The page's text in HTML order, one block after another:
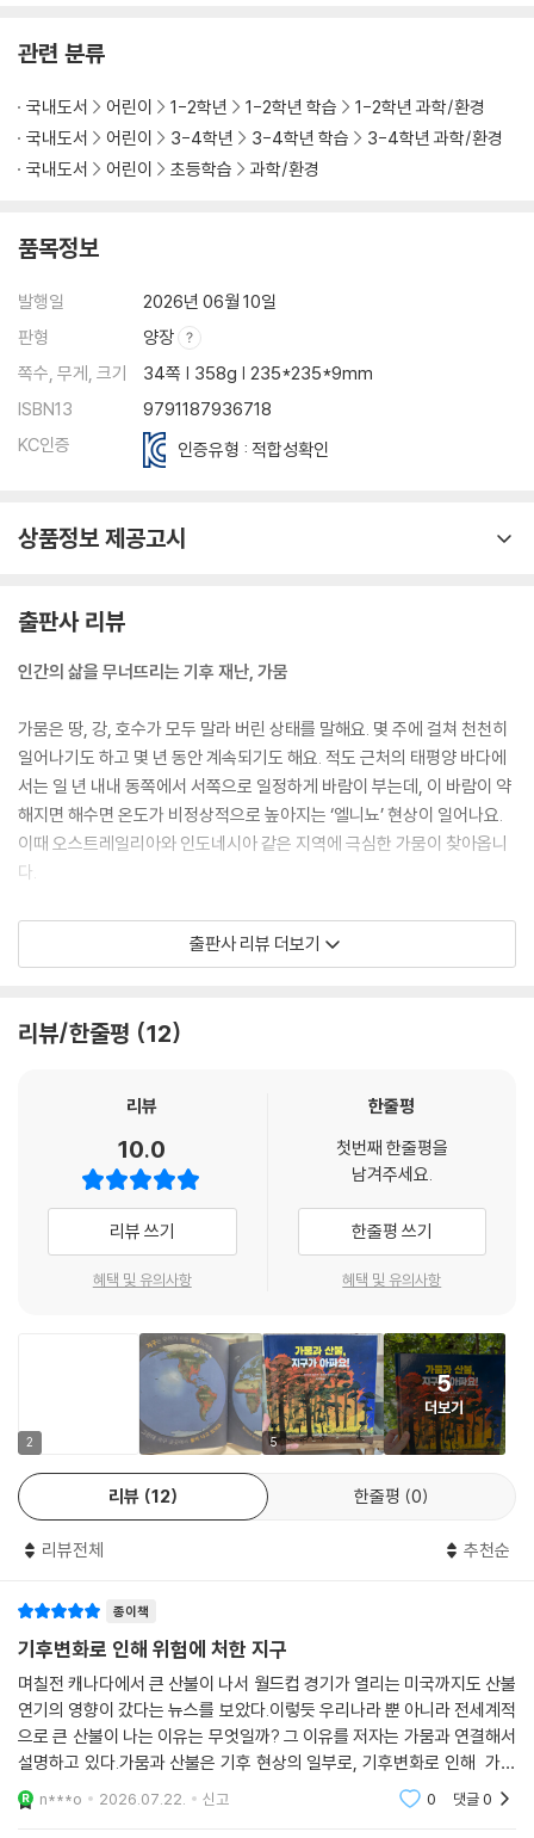
관련 분류
국내도서 어린이 1-2학년 1-2학년 학습
1-2학년 과학/환경
국내도서
어린이 3-4학년 3-4학년 학습
3-4학년 과학/환경
국내도서
어린이 초등학습 과학/환경
품목정보
발행일
2026년 06월 10일
판형
양장
쪽수, 무게, 크기
34쪽 | 358g | 235*235*9mm
ISBN13
9791187936718
KC인증
인증유형 : 적합성확인
상품정보 제공고시
출판사 리뷰
인간의 삶을 무너뜨리는 기후 재난, 가뭄
가뭄은 땅, 강, 호수가 모두 말라 버린 상태를 말해요. 몇 주에 걸쳐 천천히
일어나기도 하고 몇 년 동안 계속되기도 해요. 적도 근처의 태평양 바다에
서는 일 년 내내 동쪽에서 서쪽으로 일정하게 바람이 부는데, 이 바람이 약
해지면 해수면 온도가 비정상적으로 높아지는 ‘엘니뇨’ 현상이 일어나요.
이때 오스트레일리아와 인도네시아 같은 지역에 극심한 가뭄이 찾아옵니
다.
가뭄은 인간의 활동 때문에 더욱 심해지기도 해요. 1930년대, 미국과 캐나
다의 대평원에서는 무리한 농사와 가뭄이 겹쳐 거대한 모래 폭풍이 휘몰아
인공 지능과 첨단 기술을 활용하면
않아 메마른 숲은 작은 불씨도 쉽게 번지는 거대한 ‘연료’가 되기 때문이지
요. 2025년 우리나라 경상북도 의성이나 2026년 칠레에서 일어난 대형
산불처럼, 건조한 날씨와 강풍이 만나면 눈 깜짝할 사이에 숲 전체를 불태
우는 어마어마한 파괴력이 생깁니다.
가 피어오르는 연기를 감지해 불이 크게 번지기 전에 미리 알리고, 우주의
인공위성은 강의 수위와 토양의 습도를 측정해 가뭄과 산불 위험을 예측합
니다. 물을 스펀지처럼 머금는 '습지'를 보호해 물을 아끼고, 극심한 열기를
잘 견디는 작물을 심어 기후 위기를 극복하기도 해요.
이 책은 가뭄과 산불이 왜 발생하는지, 기후 재난을 막기 위해 인류가 어떤
노력을 기울이고 있는지를 어린이의 눈높이에서 알기 쉽게 설명해 줍니다.
건강하고 살기 좋은 지구를 만들기 위해 우리가 실천하고 고민해야 할 일
출판사 리뷰 더보기
리뷰/한줄평 12
리뷰
10.0
리뷰 쓰기
혜택 및 유의사항
한줄평
첫번째 한줄평을
남겨주세요.
한줄평 쓰기
혜택 및 유의사항
2 5
5
더보기
리뷰 12 한줄평 0
리뷰전체 추천순
종이책
기후변화로 인해 위험에 처한 지구
며칠전 캐나다에서 큰 산불이 나서 월드컵 경기가 열리는 미국까지도 산불
연기의 영향이 갔다는 뉴스를 보았다.이렇듯 우리나라 뿐 아니라 전세계적
으로 큰 산불이 나는 이유는 무엇일까? 그 이유를 저자는 가뭄과 연결해서
설명하고 있다.가뭄과 산불은 기후 현상의 일부로, 기후변화로 인해 가뭄
이 더 자주 일어나고 있다고 말한다.기후변화 때문에 바다에서 증발하는
물의 양이 줄어
n***o 2026.07.22. 신고 0 댓글0